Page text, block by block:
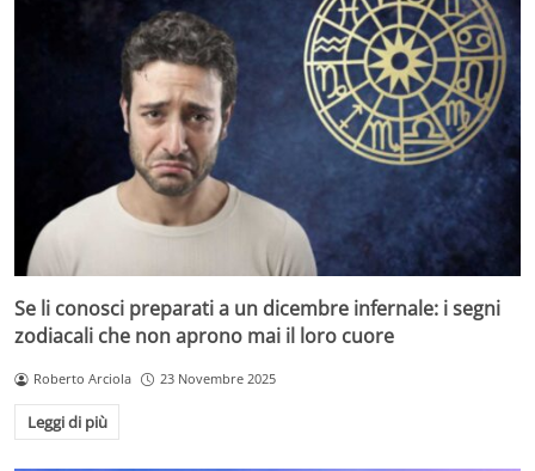
Se li conosci preparati a un dicembre infernale: i segni
zodiacali che non aprono mai il loro cuore
Roberto Arciola 23 Novembre 2025
Leggi di più